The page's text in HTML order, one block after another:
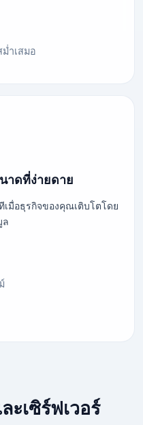
ำเสมอ
าดที่ง่ายดาย
มื่อธุรกิจของคุณเติบโตโดย
ล
ะเซิร์ฟเวอร์